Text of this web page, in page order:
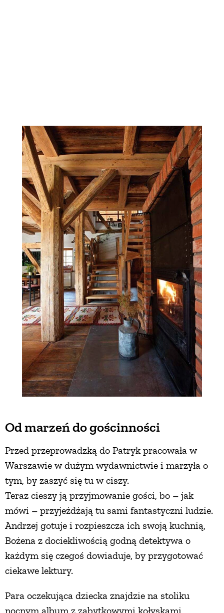
Od marzeń do gościnności
Przed przeprowadzką do Patryk pracowała w
Warszawie w dużym wydawnictwie i marzyła o
tym, by zaszyć się tu w ciszy.
Teraz cieszy ją przyjmowanie gości, bo – jak
mówi – przyjeżdżają tu sami fantastyczni ludzie.
Andrzej gotuje i rozpieszcza ich swoją kuchnią,
Bożena z dociekliwością godną detektywa o
każdym się czegoś dowiaduje, by przygotować
ciekawe lektury.
Para oczekująca dziecka znajdzie na stoliku